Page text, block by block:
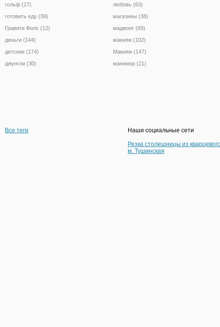
гольф (27)
готовить еду (39)
Гравити Фолс (12)
деньги (144)
детские (174)
джунгли (30)
любовь (63)
магазины (38)
маджонг (69)
макияж (102)
Макияж (147)
маникюр (21)
Все теги
Наши социальные сети
Резка столешницы из
м. Тушинская